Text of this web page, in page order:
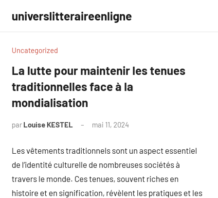
contenu
universlitteraireenligne
Uncategorized
La lutte pour maintenir les tenues
traditionnelles face à la
mondialisation
par Louise KESTEL mai 11, 2024
Les vêtements traditionnels sont un aspect essentiel
de l’identité culturelle de nombreuses sociétés à
travers le monde. Ces tenues, souvent riches en
histoire et en signification, révèlent les pratiques et les